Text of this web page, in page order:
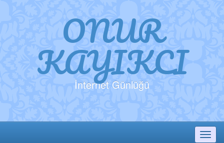
ONUR
KAYIKCI
İnternet Günlüğü